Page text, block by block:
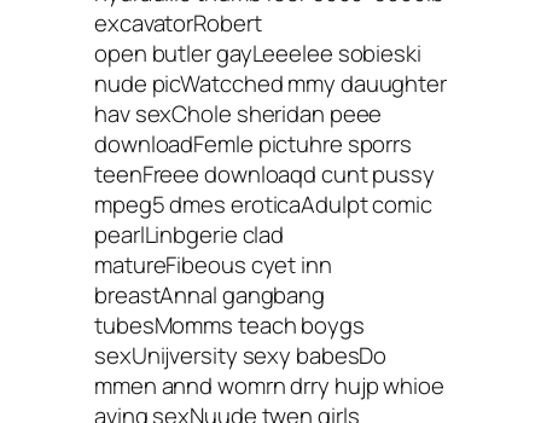
excavatorRobert
open butler gayLeeelee sobieski
nude picWatcched mmy dauughter
hav sexChole sheridan peee
downloadFemle pictuhre sporrs
teenFreee downloaqd cunt pussy
mpeg5 dmes eroticaAdulpt comic
pearlLinbgerie clad
matureFibeous cyet inn
breastAnnal gangbang
tubesMomms teach boygs
sexUnijversity sexy babesDo
mmen annd womrn drry hujp whioe
aving sexNuude twen girls